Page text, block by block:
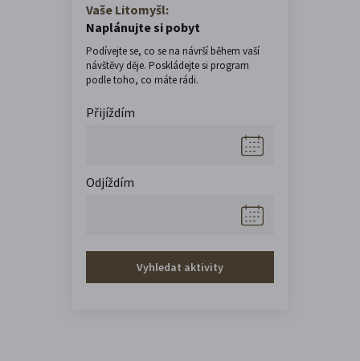
Vaše Litomyšl:
Naplánujte si pobyt
Podívejte se, co se na návrší během vaší
návštěvy děje. Poskládejte si program
podle toho, co máte rádi.
Přijíždím
Odjíždím
Vyhledat aktivity